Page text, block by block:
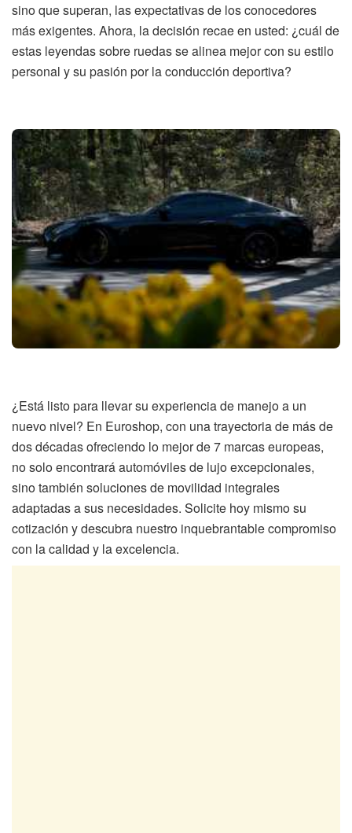
sino que superan, las expectativas de los conocedores
más exigentes. Ahora, la decisión recae en usted: ¿cuál de
estas leyendas sobre ruedas se alinea mejor con su estilo
personal y su pasión por la conducción deportiva?
¿Está listo para llevar su experiencia de manejo a un
nuevo nivel? En Euroshop, con una trayectoria de más de
dos décadas ofreciendo lo mejor de 7 marcas europeas,
no solo encontrará automóviles de lujo excepcionales,
sino también soluciones de movilidad integrales
adaptadas a sus necesidades. Solicite hoy mismo su
cotización y descubra nuestro inquebrantable compromiso
con la calidad y la excelencia.